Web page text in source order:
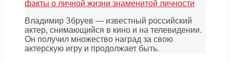
факты о личной жизни знаменитой личности
Владимир Збруев — известный российский
актер, снимающийся в кино и на телевидении.
Он получил множество наград за свою
актерскую игру и продолжает быть.